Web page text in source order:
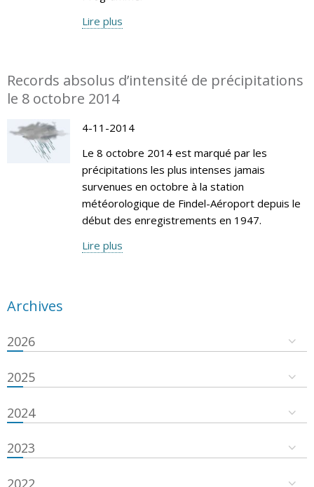
Lire plus
Records absolus d’intensité de précipitations
le 8 octobre 2014
4-11-2014
Le 8 octobre 2014 est marqué par les
précipitations les plus intenses jamais
survenues en octobre à la station
météorologique de Findel-Aéroport depuis le
début des enregistrements en 1947.
Lire plus
Archives
2026
2025
2024
2023
2022